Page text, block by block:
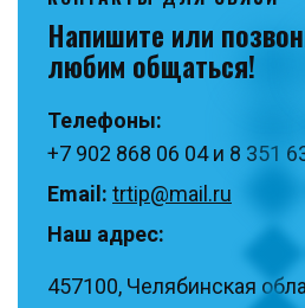
Напишите или
любим общаться!
Телефоны:
+7 902 868 06 04 и 8 351
Email: trtip@mail.ru
Наш адрес:
457100, Челябинская